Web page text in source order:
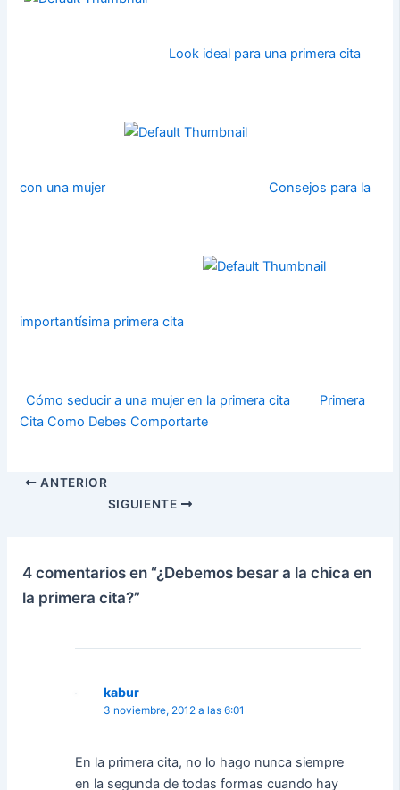
Look ideal para una primera cita
con una mujer Consejos para la
importantísima primera cita
Cómo seducir a una mujer en la primera cita
Primera
Cita Como Debes Comportarte
ANTERIOR
SIGUIENTE
4 comentarios en “¿Debemos besar a la chica en
la primera cita?”
kabur
3 noviembre, 2012 a las 6:01
En la primera cita, no lo hago nunca siempre
en la segunda de todas formas cuando hay